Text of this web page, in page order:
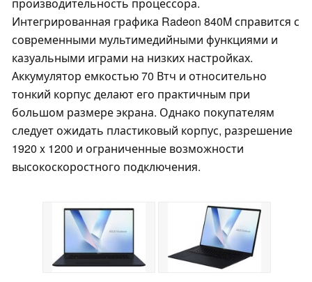
производительность процессора.
Интегрированная графика Radeon 840M справится с
современными мультимедийными функциями и
казуальными играми на низких настройках.
Аккумулятор емкостью 70 Втч и относительно
тонкий корпус делают его практичным при
большом размере экрана. Однако покупателям
следует ожидать пластиковый корпус, разрешение
1920 x 1200 и ограниченные возможности
высокоскоростного подключения.